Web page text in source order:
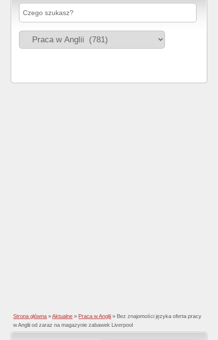
Strona główna »Aktualne » Praca w Anglii » Bez znajomości języka oferta pracy
w Anglii od zaraz na magazynie zabawek Liverpool